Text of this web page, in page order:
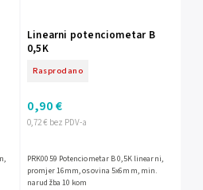
Linearni potenciometar B
0,5K
Rasprodano
0,72 € bez PDV-a
0,90 €
PRK0059 Potenciometar B 0,5K linearni,
promjer 16mm, osovina 5x6mm, min.
narudžba 10 kom